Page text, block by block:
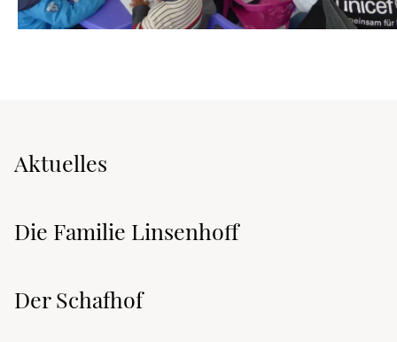
Aktuelles
Die Familie Linsenhoff
Der Schafhof